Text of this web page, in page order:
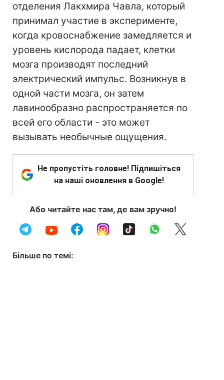
отделения Лакхмира Чавла, который
принимал участие в эксперименте,
когда кровоснабжение замедляется и
уровень кислорода падает, клетки
мозга производят последний
электрический импульс. Возникнув в
одной части мозга, он затем
лавинообразно распространяется по
всей его области - это может
вызывать необычные ощущения.
Не пропустіть головне! Підпишіться
на наші оновлення в Google!
Або читайте нас там, де вам зручно!
Більше по темі: